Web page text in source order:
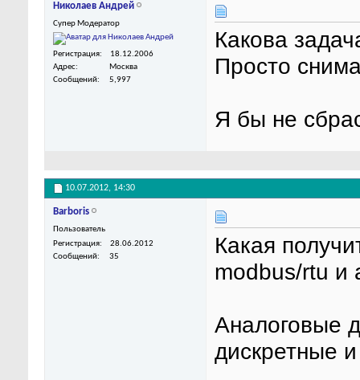
Николаев Андрей
Супер Модератор
Регистрация
18.12.2006
Адрес
Москва
Сообщений
5,997
Какова
Просто
Я бы не
10.07.2012, 14:30
Barboris
Пользователь
Регистрация
28.06.2012
Сообщений
35
Какая
modbus/rtu и
Аналоговые
дискретные